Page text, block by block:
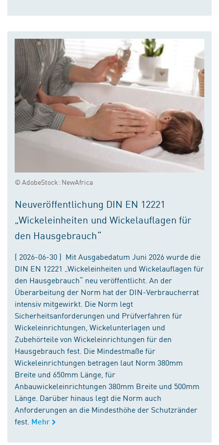
© AdobeStock: NewAfrica
Neuveröffentlichung DIN EN 12221
„Wickeleinheiten und Wickelauflagen für
den Hausgebrauch“
( 2026-06-30 ) Mit Ausgabedatum Juni 2026 wurde die
DIN EN 12221 „Wickeleinheiten und Wickelauflagen für
den Hausgebrauch“ neu veröffentlicht. An der
Überarbeitung der Norm hat der DIN-Verbraucherrat
intensiv mitgewirkt. Die Norm legt
Sicherheitsanforderungen und Prüfverfahren für
Wickeleinrichtungen, Wickelunterlagen und
Zubehörteile von Wickeleinrichtungen für den
Hausgebrauch fest. Die Mindestmaße für
Wickeleinrichtungen betragen laut Norm 380mm
Breite und 650mm Länge, für
Anbauwickeleinrichtungen 380mm Breite und 500mm
Länge. Darüber hinaus legt die Norm auch
Anforderungen an die Mindesthöhe der Schutzränder
fest. Mehr